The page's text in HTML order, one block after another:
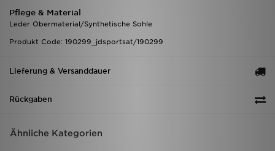
Pflege & Material
Leder Obermaterial/Synthetische Sohle
Produkt Code: 190299_jdsportsat/190299
Lieferung & Versanddauer
Rückgaben
Ähnliche Kategorien